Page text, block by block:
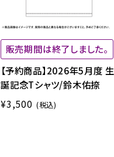
販売期間は終了しました。
【予約商品】2026年5月度 生
誕記念Tシャツ/鈴木佑捺
¥3,500 (税込)